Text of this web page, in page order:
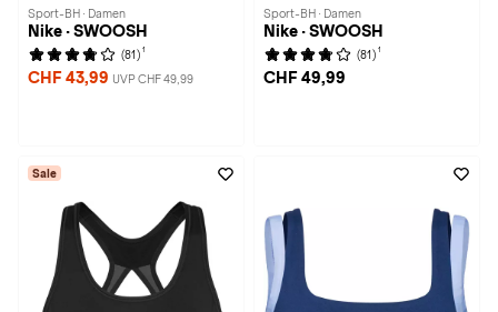
Sport-BH · Damen
Nike · SWOOSH
(81) 1
CHF 43,99 UVP CHF 49,99
Sport-BH · Damen
Nike · SWOOSH
(81) 1
CHF 49,99
Sale